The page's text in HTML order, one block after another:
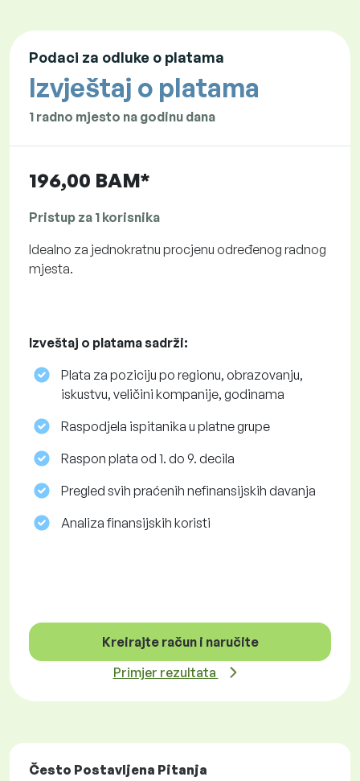
Podaci za odluke o platama
Izvještaj o platama
1 radno mjesto na godinu dana
196,00 BAM*
Pristup za 1 korisnika
Idealno za jednokratnu procjenu određenog radnog
mjesta.
Izveštaj o platama sadrži:
Plata za poziciju po regionu, obrazovanju,
iskustvu, veličini kompanije, godinama
Raspodjela ispitanika u platne grupe
Raspon plata od 1. do 9. decila
Pregled svih praćenih nefinansijskih davanja
Analiza finansijskih koristi
Kreirajte račun i naručite
Primjer rezultata
Često Postavljena Pitanja